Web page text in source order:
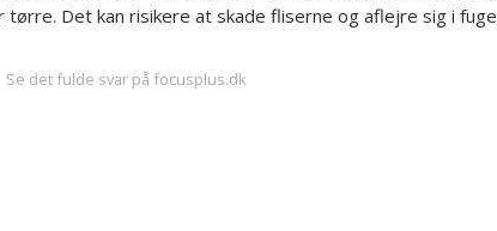
Det kan risikere at skade fliserne og aflejre sig i
Se det fulde svar på focusplus.dk